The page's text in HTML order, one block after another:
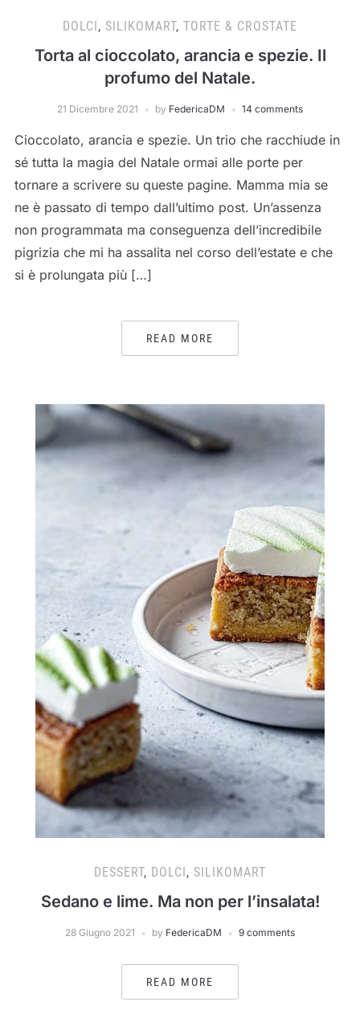
DOLCI, SILIKOMART, TORTE & CROSTATE
Torta al cioccolato, arancia e spezie. Il
profumo del Natale.
21 Dicembre 2021 by FedericaDM 14 comments
Cioccolato, arancia e spezie. Un trio che racchiude in
sé tutta la magia del Natale ormai alle porte per
tornare a scrivere su queste pagine. Mamma mia se
ne è passato di tempo dall’ultimo post. Un’assenza
non programmata ma conseguenza dell’incredibile
pigrizia che mi ha assalita nel corso dell’estate e che
si è prolungata più […]
READ MORE
DESSERT, DOLCI, SILIKOMART
Sedano e lime. Ma non per l’insalata!
28 Giugno 2021 by FedericaDM 9 comments
READ MORE